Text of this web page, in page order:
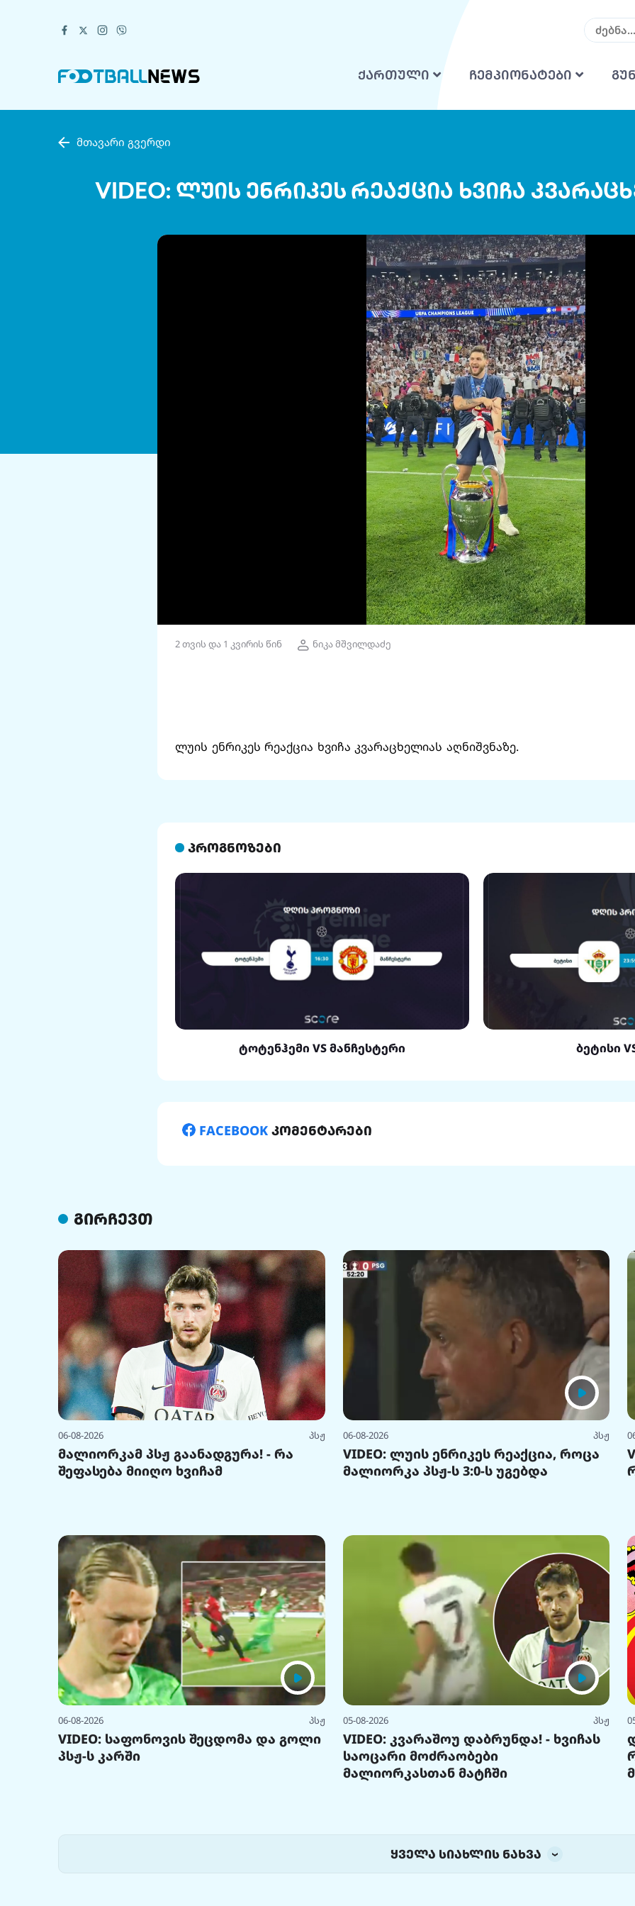
ქართული ჩემპიონატები
მთავარი გვერდი
VIDEO: ლუის ენრიკეს რეაქცია ხვიჩა
Volume
2 თვის და 1 კვირის წინ ნიკა მშვილდაძე
ლუის ენრიკეს რეაქცია ხვიჩა კვარაცხელიას აღნიშვნაზე.
პროგნოზები
ტოტენჰემი VS მანჩესტერი ბეტისი
FACEBOOK კომენტარები
გირჩევთ
06-08-2026 პსჟ
მალიორკამ პსჟ გაანადგურა! - რა
შეფასება მიიღო ხვიჩამ
06-08-2026 პსჟ
VIDEO: ლუის ენრიკეს რეაქცია, როცა
მალიორკა პსჟ-ს 3:0-ს უგებდა
06-08-2026 პსჟ
VIDEO: საფონოვის შეცდომა და გოლი
პსჟ-ს კარში
05-08-2026 პსჟ
VIDEO: კვარაშოუ დაბრუნდა! - ხვიჩას
საოცარი მოძრაობები
მალიორკასთან მატჩში
ყველა სიახლის ნახვა